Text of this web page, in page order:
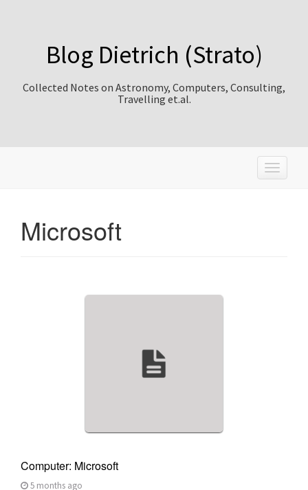
Blog Dietrich (Strato)
Collected Notes on Astronomy, Computers, Consulting,
Travelling et.al.
T
o
Microsoft
Computer: Microsoft
5 months ago